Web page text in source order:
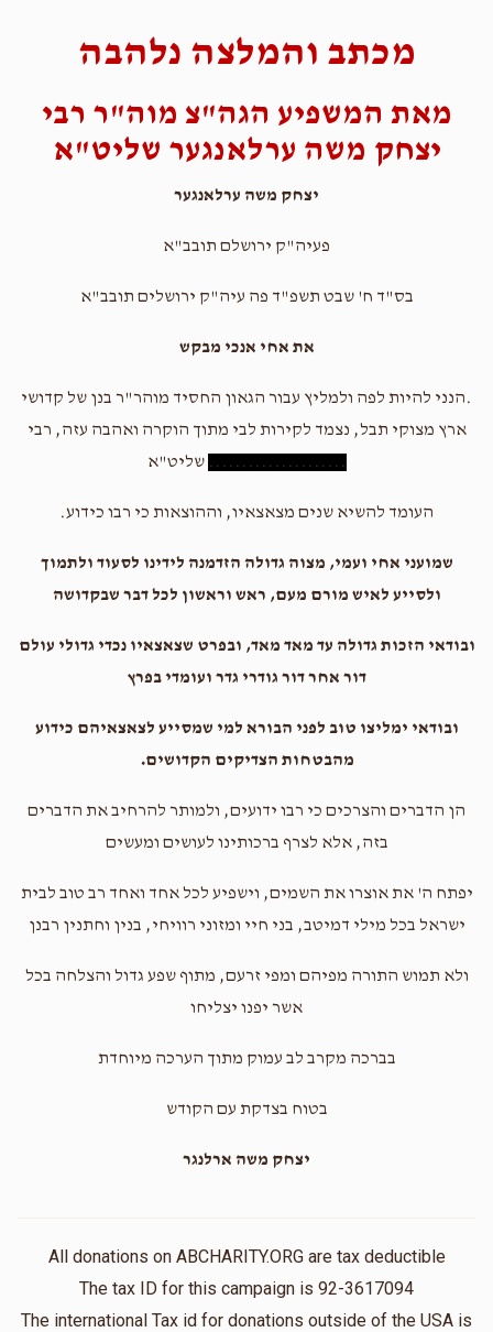
מכתב והמלצה נלהבה
מאת המשפיע הגה"צ מוה"ר רבי
יצחק משה ערלאנגער שליט"א
יצחק משה ערלאנגער
פעיה"ק ירושלם תובב"א
בס"ד ח' שבט תשפ"ד פה עיה"ק ירושלים תובב"א
את אחי אנכי מבקש
.הנני להיות לפה ולמליץ עבור הגאון החסיד מוהר"ר בנן של קדושי
ארץ מצוקי תבל, נצמד לקירות לבי מתוך הוקרה ואהבה עזה, רבי
..................... שליט"א
העומד להשיא שנים מצאצאיו, וההוצאות כי רבו כידוע.
שמועני אחי ועמי, מצוה גדולה הזדמנה לידינו לסעוד ולתמוך
ולסייע לאיש מורם מעם, ראש וראשון לכל דבר שבקדושה
ובודאי הזכות גדולה עד מאד מאד, ובפרט שצאצאיו נכדי גדולי עולם
דור אחר דור גודרי גדר ועומדי בפרץ
ובודאי ימליצו טוב לפני הבורא למי שמסייע לצאצאיהם כידוע
מהבטחות הצדיקים הקדושים.
הן הדברים והצרכים כי רבו ידועים, ולמותר להרחיב את הדברים
בזה, אלא לצרף ברכותינו לעושים ומעשים
יפתח ה' את אוצרו את השמים, וישפיע לכל אחד ואחד רב טוב לבית
ישראל בכל מילי דמיטב, בני חיי ומזוני רוויחי, בנין וחתנין רבנן
ולא תמוש התורה מפיהם ומפי זרעם, מתוף שפע גדול והצלחה בכל
אשר יפנו יצליחו
בברכה מקרב לב עמוק מתוך הערכה מיוחדת
בטוח בצדקת עם הקודש
יצחק משה ארלנגר
All donations on ABCHARITY.ORG are tax deductible
The tax ID for this campaign is 92-3617094
The international Tax id for donations outside of the USA is